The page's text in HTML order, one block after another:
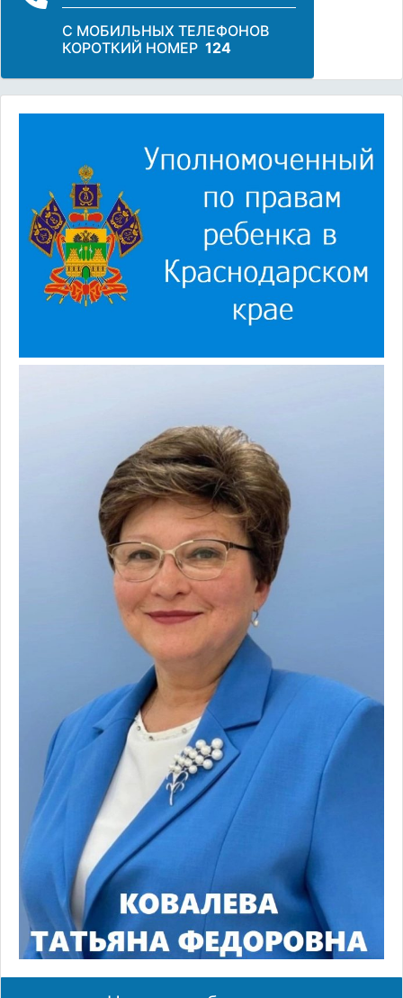
С МОБИЛЬНЫХ ТЕЛЕФОНОВ
КОРОТКИЙ НОМЕР 124